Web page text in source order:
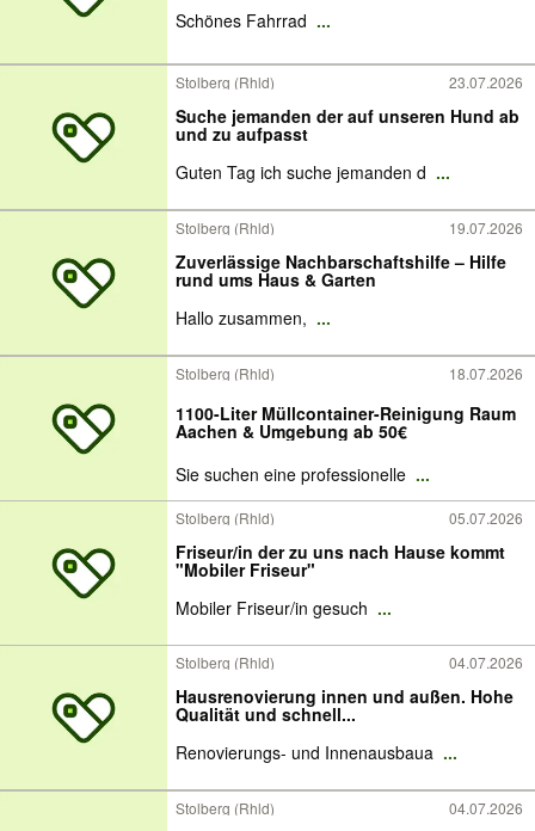
Schönes Fahrrad ...
Stolberg (Rhld) 23.07.2026
Suche jemanden der auf unseren Hund ab
und zu aufpasst
Guten Tag ich suche jemanden d ...
Stolberg (Rhld) 19.07.2026
Zuverlässige Nachbarschaftshilfe – Hilfe
rund ums Haus & Garten
Hallo zusammen, ...
Stolberg (Rhld) 18.07.2026
1100-Liter Müllcontainer-Reinigung Raum
Aachen & Umgebung ab 50€
Sie suchen eine professionelle ...
Stolberg (Rhld) 05.07.2026
Friseur/in der zu uns nach Hause kommt
"Mobiler Friseur"
Mobiler Friseur/in gesuch ...
Stolberg (Rhld) 04.07.2026
Hausrenovierung innen und außen. Hohe
Qualität und schnell...
Renovierungs- und Innenausbaua ...
Stolberg (Rhld) 04.07.2026